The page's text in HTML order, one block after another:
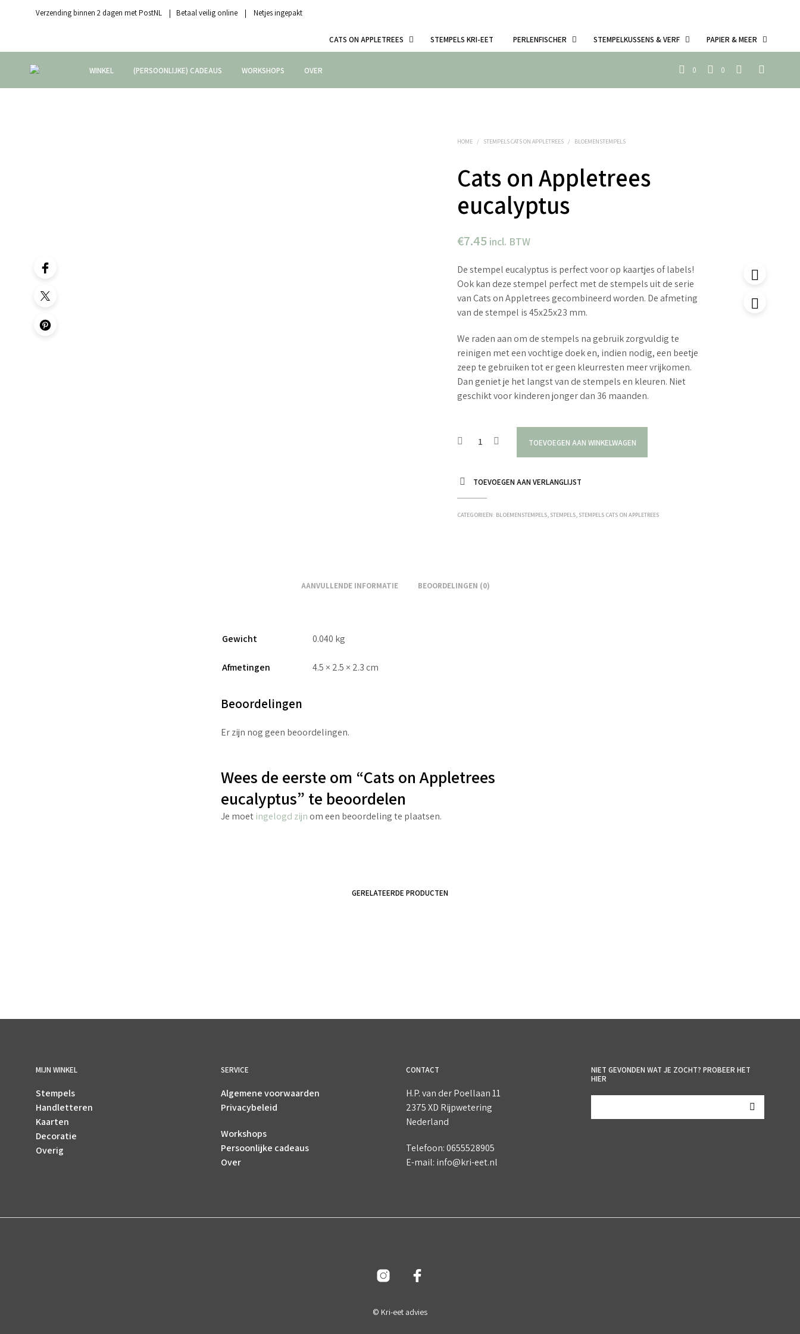
Verzending binnen 2 dagen met PostNL | Betaal veilig online | Netjes ingepakt
CATS ON APPLETREES STEMPELS KRI-EET PERLENFISCHER STEMPELKUSSENS & VERF PAPIER & MEER
WINKEL (PERSOONLIJKE) CADEAUS WORKSHOPS OVER 0 0
HOME / STEMPELS CATS ON APPLETREES / BLOEMENSTEMPELS
Cats on Appletrees
eucalyptus
€7.45 incl. BTW
De stempel eucalyptus is perfect voor op kaartjes of labels!
Ook kan deze stempel perfect met de stempels uit de serie
van Cats on Appletrees gecombineerd worden. De afmeting
van de stempel is 45x25x23 mm.
We raden aan om de stempels na gebruik zorgvuldig te
reinigen met een vochtige doek en, indien nodig, een beetje
zeep te gebruiken tot er geen kleurresten meer vrijkomen.
Dan geniet je het langst van de stempels en kleuren. Niet
geschikt voor kinderen jonger dan 36 maanden.
TOEVOEGEN AAN WINKELWAGEN
TOEVOEGEN AAN VERLANGLIJST
CATEGORIEËN: BLOEMENSTEMPELS, STEMPELS, STEMPELS CATS ON APPLETREES
AANVULLENDE INFORMATIE BEOORDELINGEN (0)
Gewicht 0.040 kg
Afmetingen 4.5 × 2.5 × 2.3 cm
Beoordelingen
Er zijn nog geen beoordelingen.
Wees de eerste om “Cats on Appletrees
eucalyptus” te beoordelen
Je moet ingelogd zijnom een beoordeling te plaatsen.
GERELATEERDE PRODUCTEN
MIJN WINKEL
Stempels
Handletteren
Kaarten
Decoratie
Overig
SERVICE
Algemene voorwaarden
Privacybeleid
Workshops
Persoonlijke cadeaus
Over
CONTACT
H.P. van der Poellaan 11
2375 XD Rijpwetering
Nederland
Telefoon: 0655528905
E-mail: info@kri-eet.nl
NIET GEVONDEN WAT JE ZOCHT? PROBEER HET
HIER
© Kri-eet advies